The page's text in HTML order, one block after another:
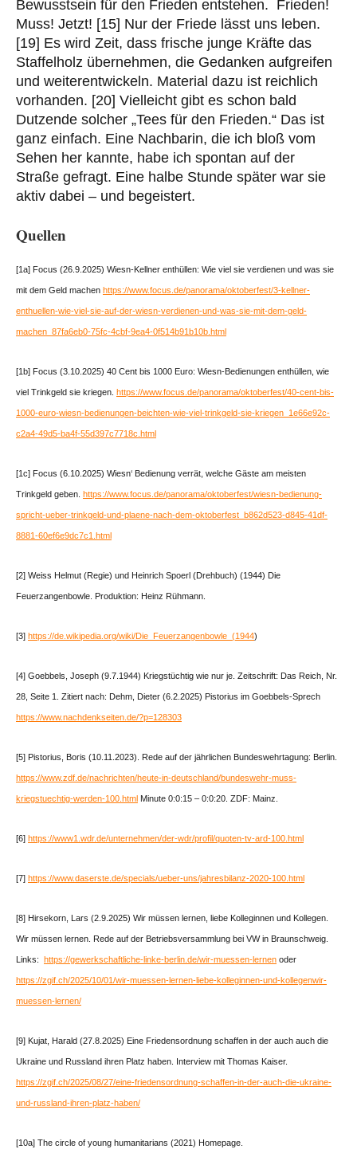
Bewusstsein für den Frieden entstehen. Frieden!
Muss! Jetzt! [15] Nur der Friede lässt uns leben.
[19] Es wird Zeit, dass frische junge Kräfte das
Staffelholz übernehmen, die Gedanken aufgreifen
und weiterentwickeln. Material dazu ist reichlich
vorhanden. [20] Vielleicht gibt es schon bald
Dutzende solcher „Tees für den Frieden.“ Das ist
ganz einfach. Eine Nachbarin, die ich bloß vom
Sehen her kannte, habe ich spontan auf der
Straße gefragt. Eine halbe Stunde später war sie
aktiv dabei – und begeistert.
Quellen
[1a] Focus (26.9.2025) Wiesn-Kellner enthüllen: Wie viel sie verdienen und was sie
mit dem Geld machen https://www.focus.de/panorama/oktoberfest/3-kellner-
enthuellen-wie-viel-sie-auf-der-wiesn-verdienen-und-was-sie-mit-dem-geld-
machen_87fa6eb0-75fc-4cbf-9ea4-0f514b91b10b.html
[1b] Focus (3.10.2025) 40 Cent bis 1000 Euro: Wiesn-Bedienungen enthüllen, wie
viel Trinkgeld sie kriegen. https://www.focus.de/panorama/oktoberfest/40-cent-bis-
1000-euro-wiesn-bedienungen-beichten-wie-viel-trinkgeld-sie-kriegen_1e66e92c-
c2a4-49d5-ba4f-55d397c7718c.html
[1c] Focus (6.10.2025) Wiesn‘ Bedienung verrät, welche Gäste am meisten
Trinkgeld geben. https://www.focus.de/panorama/oktoberfest/wiesn-bedienung-
spricht-ueber-trinkgeld-und-plaene-nach-dem-oktoberfest_b862d523-d845-41df-
8881-60ef6e9dc7c1.html
[2] Weiss Helmut (Regie) und Heinrich Spoerl (Drehbuch) (1944) Die
Feuerzangenbowle. Produktion: Heinz Rühmann.
[3] https://de.wikipedia.org/wiki/Die_Feuerzangenbowle_(1944)
[4] Goebbels, Joseph (9.7.1944) Kriegstüchtig wie nur je. Zeitschrift: Das Reich, Nr.
28, Seite 1. Zitiert nach: Dehm, Dieter (6.2.2025) Pistorius im Goebbels-Sprech
https://www.nachdenkseiten.de/?p=128303
[5] Pistorius, Boris (10.11.2023). Rede auf der jährlichen Bundeswehrtagung: Berlin.
https://www.zdf.de/nachrichten/heute-in-deutschland/bundeswehr-muss-
kriegstuechtig-werden-100.html Minute 0:0:15 – 0:0:20. ZDF: Mainz.
[6] https://www1.wdr.de/unternehmen/der-wdr/profil/quoten-tv-ard-100.html
[7] https://www.daserste.de/specials/ueber-uns/jahresbilanz-2020-100.html
[8] Hirsekorn, Lars (2.9.2025) Wir müssen lernen, liebe Kolleginnen und Kollegen.
Wir müssen lernen. Rede auf der Betriebsversammlung bei VW in Braunschweig.
Links: https://gewerkschaftliche-linke-berlin.de/wir-muessen-lernen oder
https://zgif.ch/2025/10/01/wir-muessen-lernen-liebe-kolleginnen-und-kollegenwir-
muessen-lernen/
[9] Kujat, Harald (27.8.2025) Eine Friedensordnung schaffen in der auch auch die
Ukraine und Russland ihren Platz haben. Interview mit Thomas Kaiser.
https://zgif.ch/2025/08/27/eine-friedensordnung-schaffen-in-der-auch-die-ukraine-
und-russland-ihren-platz-haben/
[10a] The circle of young humanitarians (2021) Homepage.